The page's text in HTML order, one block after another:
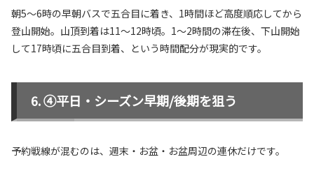
朝5〜6時の早朝バスで五合目に着き、1時間ほど高度順応してから
登山開始。山頂到着は11〜12時頃。1〜2時間の滞在後、下山開始
して17時頃に五合目到着、という時間配分が現実的です。
④平日・シーズン早期/後期を狙う
予約戦線が混むのは、週末・お盆・お盆周辺の連休だけです。